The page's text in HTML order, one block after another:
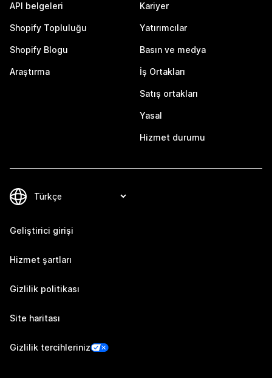
API belgeleri
Shopify Topluluğu
Shopify Blogu
Araştırma
Kariyer
Yatırımcılar
Basın ve medya
İş Ortakları
Satış ortakları
Yasal
Hizmet durumu
Geliştirici girişi
Hizmet şartları
Gizlilik politikası
Site haritası
Gizlilik tercihleriniz